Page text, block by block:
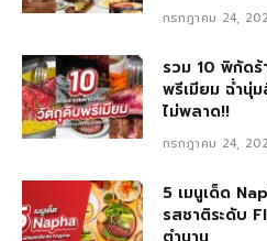
กรกฎาคม 24,
รวม 10 พิกัด
พรีเมียม ฉ่ำนุ่
ไม่พลาด!!
กรกฎาคม 24,
5 เมนูเด็ด
รสชาติระดับ